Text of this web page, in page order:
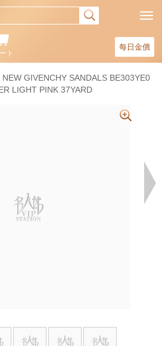
每日金價
ト
NEW GIVENCHY SANDALS BE303YE0
LIGHT PINK 37YARD